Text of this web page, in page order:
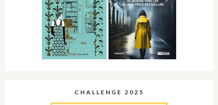
CHALLENGE 2025